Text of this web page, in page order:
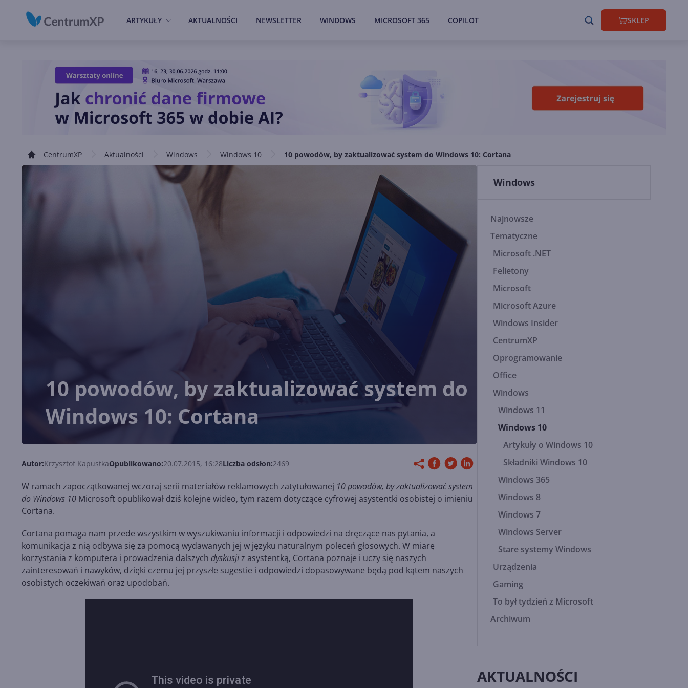
ARTYKUŁY AKTUALNOŚCI NEWSLETTER WINDOWS MICROSOFT 365 COPILOT SKLEP
CentrumXP Aktualności Windows Windows 10 10 powodów, by zaktualizować system do Windows 10: Cortana
10 powodów, by zaktualizować system do
Windows 10: Cortana
Autor:Krzysztof KapustkaOpublikowano:20.07.2015, 16:28Liczba odsłon:2469
W ramach zapoczątkowanej wczoraj serii materiałów reklamowych zatytułowanej 10 powodów, by zaktualizować system
do Windows 10 Microsoft opublikował dziś kolejne wideo, tym razem dotyczące cyfrowej asystentki osobistej o imieniu
Cortana.
Cortana pomaga nam przede wszystkim w wyszukiwaniu informacji i odpowiedzi na dręczące nas pytania, a
komunikacja z nią odbywa się za pomocą wydawanych jej w języku naturalnym poleceń głosowych. W miarę
korzystania z komputera i prowadzenia dalszych dyskusjiz asystentką, Cortana poznaje i uczy się naszych
zainteresowań i nawyków, dzięki czemu jej przyszłe sugestie i odpowiedzi dopasowywane będą pod kątem naszych
osobistych oczekiwań oraz upodobań.
Windows
Najnowsze
Tematyczne
Microsoft .NET
Felietony
Microsoft
Microsoft Azure
Windows Insider
CentrumXP
Oprogramowanie
Office
Windows
Windows 11
Windows 10
Artykuły o Windows 10
Składniki Windows 10
Windows 365
Windows 8
Windows 7
Windows Server
Stare systemy Windows
Urządzenia
Gaming
To był tydzień z Microsoft
Archiwum
AKTUALNOŚCI